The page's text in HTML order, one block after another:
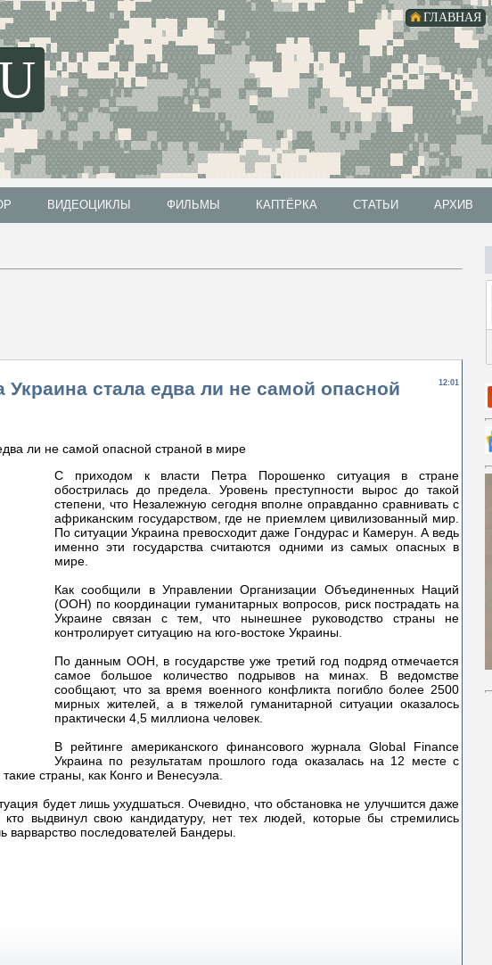
ГЛАВНАЯ
ВИДЕОЦИКЛЫ ФИЛЬМЫ КАПТЁРКА СТАТЬИ АРХИВ
12:01
Украина стала едва ли не самой опасной
С приходом к власти Петра Порошенко ситуация в стране
обострилась до предела. Уровень преступности вырос до такой
степени, что Незалежную сегодня вполне оправданно сравнивать с
африканским государством, где не приемлем цивилизованный мир.
По ситуации Украина превосходит даже Гондурас и Камерун. А ведь
именно эти государства считаются одними из самых опасных в
мире.
Как сообщили в Управлении Организации Объединенных Наций
(ООН) по координации гуманитарных вопросов, риск пострадать на
Украине связан с тем, что нынешнее руководство страны не
контролирует ситуацию на юго-востоке Украины.
По данным ООН, в государстве уже третий год подряд отмечается
самое большое количество подрывов на минах. В ведомстве
сообщают, что за время военного конфликта погибло более 2500
мирных жителей, а в тяжелой гуманитарной ситуации оказалось
практически 4,5 миллиона человек.
В рейтинге американского финансового журнала Global Finance
Украина по результатам прошлого года оказалась на 12 месте с
страны, как Конго и Венесуэла.
будет лишь ухудшаться. Очевидно, что обстановка не улучшится даже
выдвинул свою кандидатуру, нет тех людей, которые бы стремились
варварство последователей Бандеры.